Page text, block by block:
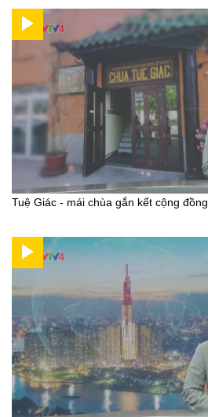
Tuệ Giác - mái chùa gắn kết cộng đồng